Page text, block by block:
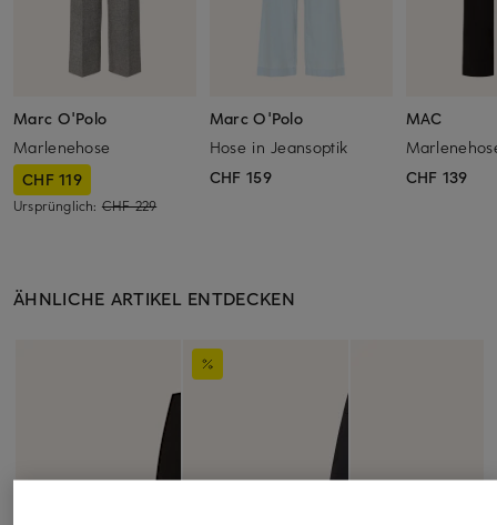
Marc O'Polo
Marlenehose
CHF 119
Ursprünglich: CHF 229
Marc O'Polo
Hose in Jeansoptik
CHF 159
MAC
CHF 139
ÄHNLICHE ARTIKEL ENTDECKEN